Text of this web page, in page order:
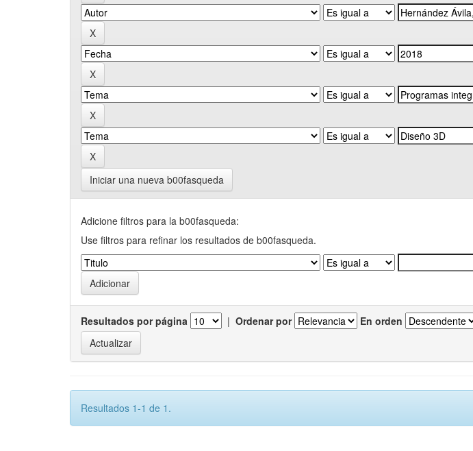
Iniciar una nueva b00fasqueda
Adicione filtros para la b00fasqueda:
Use filtros para refinar los resultados de b00fasqueda.
Resultados por página | Ordenar por En orden
Resultados 1-1 de 1.